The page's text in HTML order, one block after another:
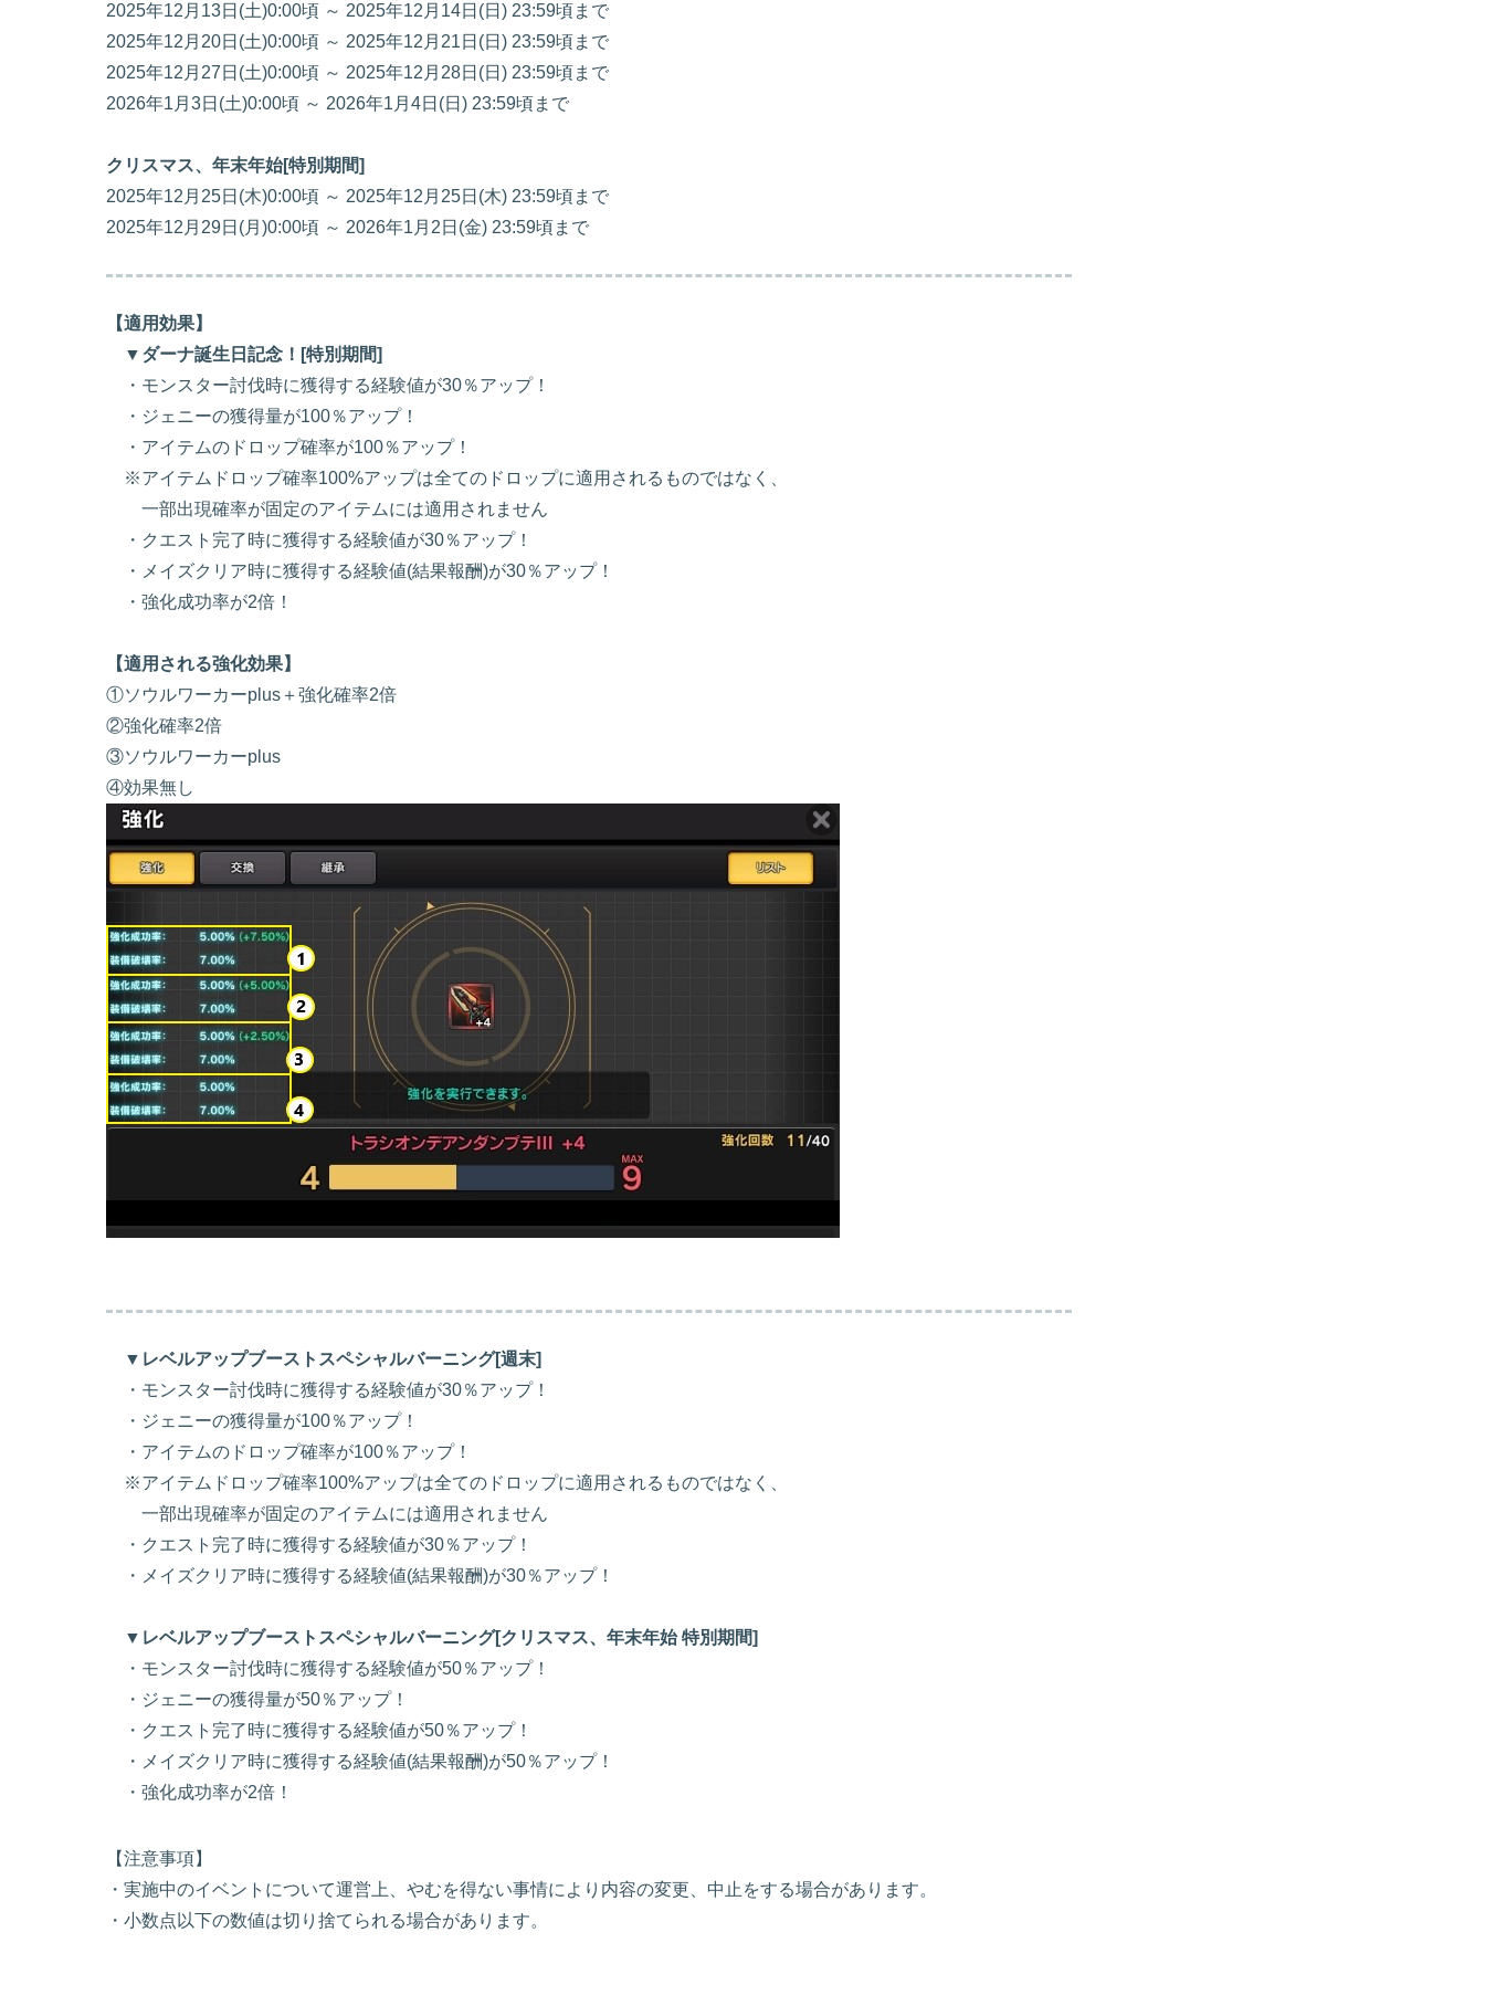
2025年12月13日(土)0:00頃 ～ 2025年12月14日(日) 23:59頃まで
2025年12月20日(土)0:00頃 ～ 2025年12月21日(日) 23:59頃まで
2025年12月27日(土)0:00頃 ～ 2025年12月28日(日) 23:59頃まで
2026年1月3日(土)0:00頃 ～ 2026年1月4日(日) 23:59頃まで
クリスマス、年末年始[特別期間]
2025年12月25日(木)0:00頃 ～ 2025年12月25日(木) 23:59頃まで
2025年12月29日(月)0:00頃 ～ 2026年1月2日(金) 23:59頃まで
【適用効果】
▼ダーナ誕生日記念！[特別期間]
・モンスター討伐時に獲得する経験値が30％アップ！
・ジェニーの獲得量が100％アップ！
・アイテムのドロップ確率が100％アップ！
※アイテムドロップ確率100%アップは全てのドロップに適用されるものではなく、
一部出現確率が固定のアイテムには適用されません
・クエスト完了時に獲得する経験値が30％アップ！
・メイズクリア時に獲得する経験値(結果報酬)が30％アップ！
・強化成功率が2倍！
【適用される強化効果】
①ソウルワーカーplus＋強化確率2倍
②強化確率2倍
③ソウルワーカーplus
④効果無し
▼レベルアップブーストスペシャルバーニング[週末]
・モンスター討伐時に獲得する経験値が30％アップ！
・ジェニーの獲得量が100％アップ！
・アイテムのドロップ確率が100％アップ！
※アイテムドロップ確率100%アップは全てのドロップに適用されるものではなく、
一部出現確率が固定のアイテムには適用されません
・クエスト完了時に獲得する経験値が30％アップ！
・メイズクリア時に獲得する経験値(結果報酬)が30％アップ！
▼レベルアップブーストスペシャルバーニング[クリスマス、年末年始 特別期間]
・モンスター討伐時に獲得する経験値が50％アップ！
・ジェニーの獲得量が50％アップ！
・クエスト完了時に獲得する経験値が50％アップ！
・メイズクリア時に獲得する経験値(結果報酬)が50％アップ！
・強化成功率が2倍！
【注意事項】
・実施中のイベントについて運営上、やむを得ない事情により内容の変更、中止をする場合があります。
・小数点以下の数値は切り捨てられる場合があります。